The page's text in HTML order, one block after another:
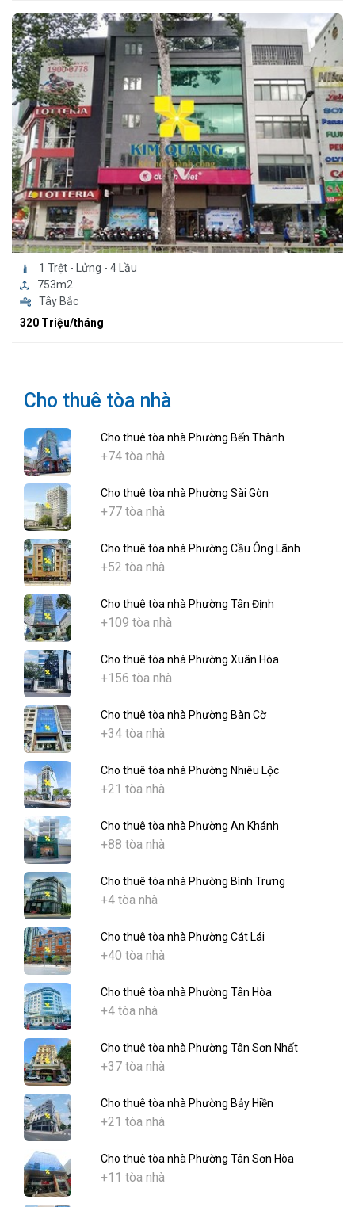
1 Trệt - Lửng - 4 Lầu
753m2
Tây Bắc
320 Triệu/tháng
Cho thuê tòa nhà
Cho thuê tòa nhà Phường Bến Thành
+74 tòa nhà
Cho thuê tòa nhà Phường Sài Gòn
+77 tòa nhà
Cho thuê tòa nhà Phường Cầu Ông Lãnh
+52 tòa nhà
Cho thuê tòa nhà Phường Tân Định
+109 tòa nhà
Cho thuê tòa nhà Phường Xuân Hòa
+156 tòa nhà
Cho thuê tòa nhà Phường Bàn Cờ
+34 tòa nhà
Cho thuê tòa nhà Phường Nhiêu Lộc
+21 tòa nhà
Cho thuê tòa nhà Phường An Khánh
+88 tòa nhà
Cho thuê tòa nhà Phường Bình Trưng
+4 tòa nhà
Cho thuê tòa nhà Phường Cát Lái
+40 tòa nhà
Cho thuê tòa nhà Phường Tân Hòa
+4 tòa nhà
Cho thuê tòa nhà Phường Tân Sơn Nhất
+37 tòa nhà
Cho thuê tòa nhà Phường Bảy Hiền
+21 tòa nhà
Cho thuê tòa nhà Phường Tân Sơn Hòa
+11 tòa nhà